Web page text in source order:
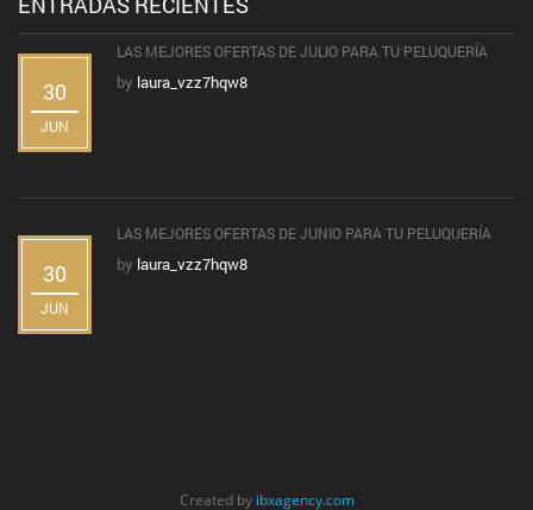
30
JUN
LAS MEJORES OFERTAS DE JULIO PARA TU PELUQUERÍA
by laura_vzz7hqw8
30
JUN
LAS MEJORES OFERTAS DE JUNIO PARA TU PELUQUERÍA
by laura_vzz7hqw8
Created by ibxagency.com